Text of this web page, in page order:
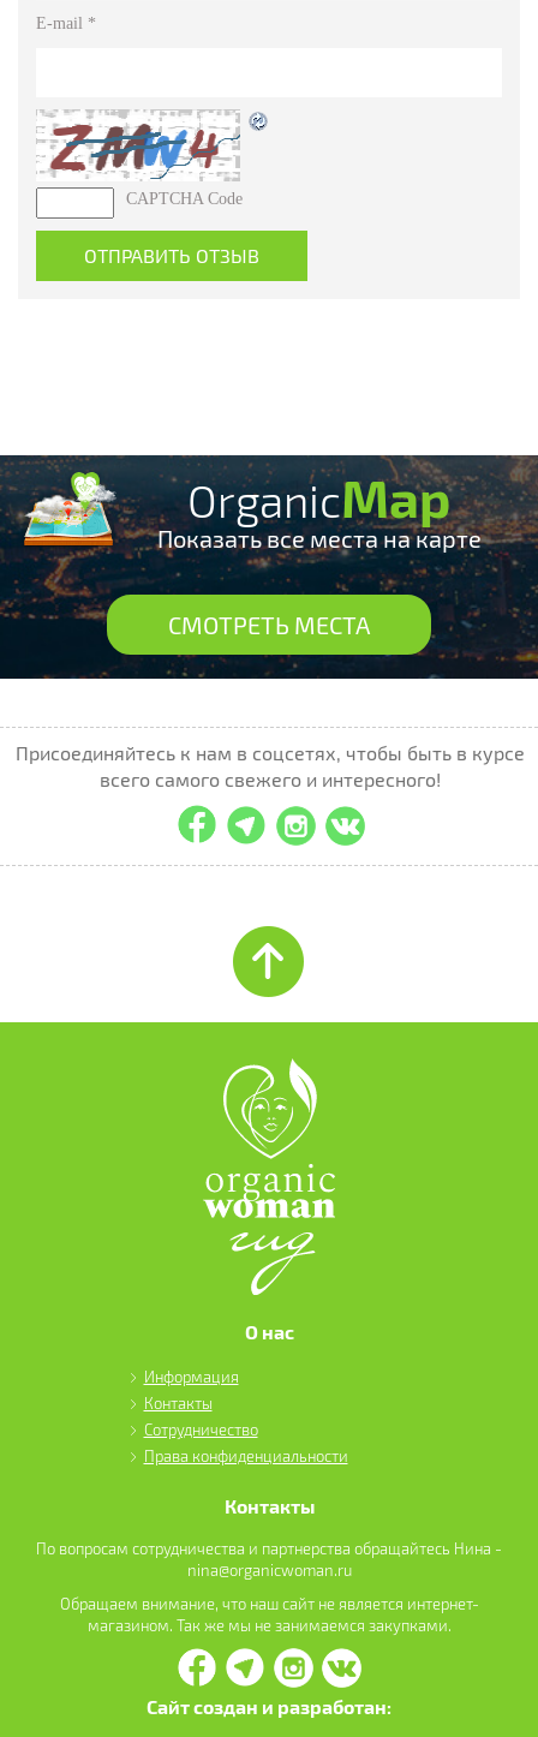
E-mail *
CAPTCHA Code
OrganicMap
Показать все места на карте
СМОТРЕТЬ МЕСТА
Присоединяйтесь к нам в соцсетях, чтобы быть в курсе
всего самого свежего и интересного!
О нас
Информация
Контакты
Сотрудничество
Права конфиденциальности
Контакты
По вопросам сотрудничества и партнерства обращайтесь Нина -
nina@organicwoman.ru
Обращаем внимание, что наш сайт не является интернет-
магазином. Так же мы не занимаемся закупками.
Сайт создан и разработан: